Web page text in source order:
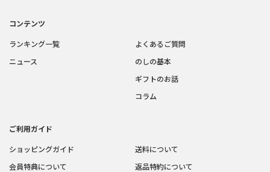
コンテンツ
ランキング一覧
ニュース
よくあるご質問
のしの基本
ギフトのお話
コラム
ご利用ガイド
ショッピングガイド
会員特典について
送料について
返品特約について